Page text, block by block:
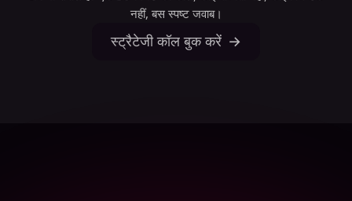
नहीं, बस स्पष्ट जवाब।
स्ट्रैटेजी कॉल बुक करें